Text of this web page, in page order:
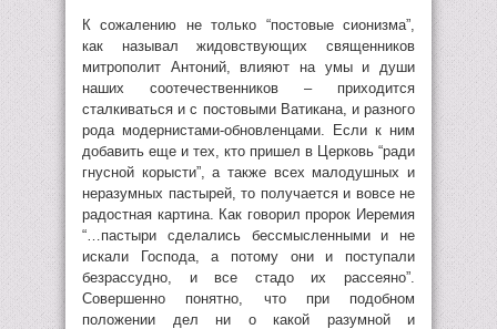
К сожалению не только “постовые сионизма”,
как называл жидовствующих священников
митрополит Антоний, влияют на умы и души
наших соотечественников – приходится
сталкиваться и с постовыми Ватикана, и разного
рода модернистами-обновленцами. Если к ним
добавить еще и тех, кто пришел в Церковь “ради
гнусной корысти”, а также всех малодушных и
неразумных пастырей, то получается и вовсе не
радостная картина. Как говорил пророк Иеремия
“…пастыри сделались бессмысленными и не
искали Господа, а потому они и поступали
безрассудно, и все стадо их рассеяно”.
Совершенно понятно, что при подобном
положении дел ни о какой разумной и